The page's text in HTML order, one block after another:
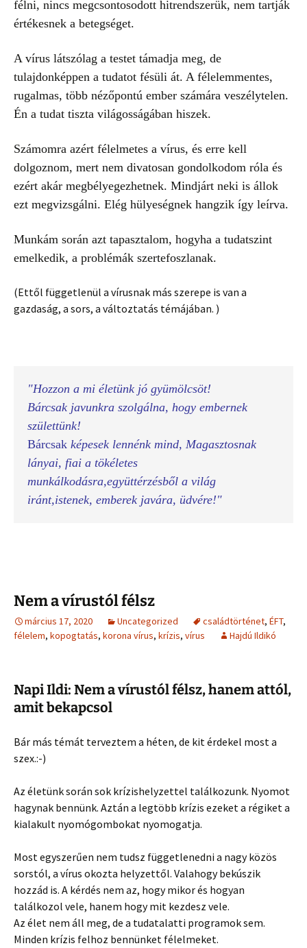
félni, nincs megcsontosodott hitrendszerük, nem tartják
értékesnek a betegséget.
A vírus látszólag a testet támadja meg, de
tulajdonképpen a tudatot fésüli át. A félelemmentes,
rugalmas, több nézőpontú ember számára veszélytelen.
Én a tudat tiszta világosságában hiszek.
Számomra azért félelmetes a vírus, és erre kell
dolgoznom, mert nem divatosan gondolkodom róla és
ezért akár megbélyegezhetnek. Mindjárt neki is állok
ezt megvizsgálni. Elég hülyeségnek hangzik így leírva.
Munkám során azt tapasztalom, hogyha a tudatszint
emelkedik, a problémák szertefoszlanak.
(Ettől függetlenül a vírusnak más szerepe is van a
gazdaság, a sors, a változtatás témájában. )
"Hozzon a mi életünk jó gyümölcsöt!
Bárcsak javunkra szolgálna, hogy embernek
születtünk!
Bárcsak képesek lennénk mind, Magasztosnak
lányai, fiai a tökéletes
munkálkodásra,együttérzésből a világ
Nem a vírustól félsz
március 17, 2020 Uncategorized családtörténet, ÉFT,
félelem, kopogtatás, korona vírus, krízis, vírus Hajdú Ildikó
Napi Ildi: Nem a vírustól félsz, hanem attól,
amit bekapcsol
Bár más témát terveztem a héten, de kit érdekel most a
szex.:-)
Az életünk során sok krízishelyzettel találkozunk. Nyomot
hagynak bennünk. Aztán a legtöbb krízis ezeket a régiket a
kialakult nyomógombokat nyomogatja.
Most egyszerűen nem tudsz függetlenedni a nagy közös
sorstól, a vírus okozta helyzettől. Valahogy bekúszik
hozzád is. A kérdés nem az, hogy mikor és hogyan
találkozol vele, hanem hogy mit kezdesz vele.
Az élet nem áll meg, de a tudatalatti programok sem.
Minden krízis felhoz bennünket félelmeket.